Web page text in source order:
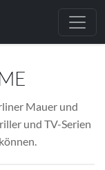
Mauer und
und TV-Serien